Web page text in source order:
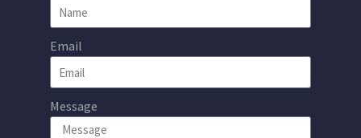
Email
Message